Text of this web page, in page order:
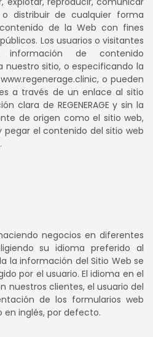
distribuir de cualquier forma
de la Web con fines
Los usuarios o visitantes
de contenido
sitio, o especificando la
o pueden
a través de un enlace al sitio
clara de REGENERAGE y sin la
de origen como el sitio web,
el contenido del sitio web
.
haciendo negocios en diferentes
su idioma preferido al
la información del Sitio Web se
por el usuario. El idioma en el
nuestros clientes, el usuario del
de los formularios web
en inglés, por defecto.